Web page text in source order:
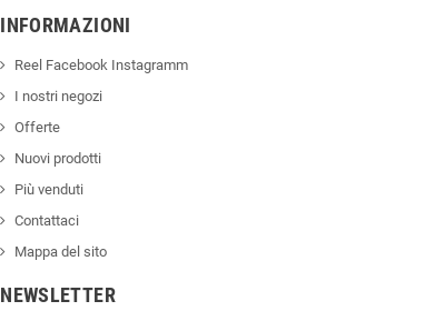
INFORMAZIONI
Reel Facebook Instagramm
I nostri negozi
Offerte
Nuovi prodotti
Più venduti
Contattaci
Mappa del sito
NEWSLETTER